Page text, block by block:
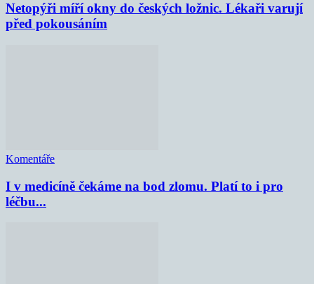
Netopýři míří okny do českých ložnic. Lékaři varují
před pokousáním
Komentáře
I v medicíně čekáme na bod zlomu. Platí to i pro
léčbu...